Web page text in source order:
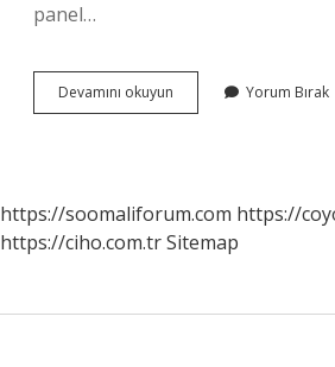
panel…
Devamını okuyun
Su
Gram
Yorum Bırak
https://soomaliforum.com https://
https://ciho.com.trSitemap